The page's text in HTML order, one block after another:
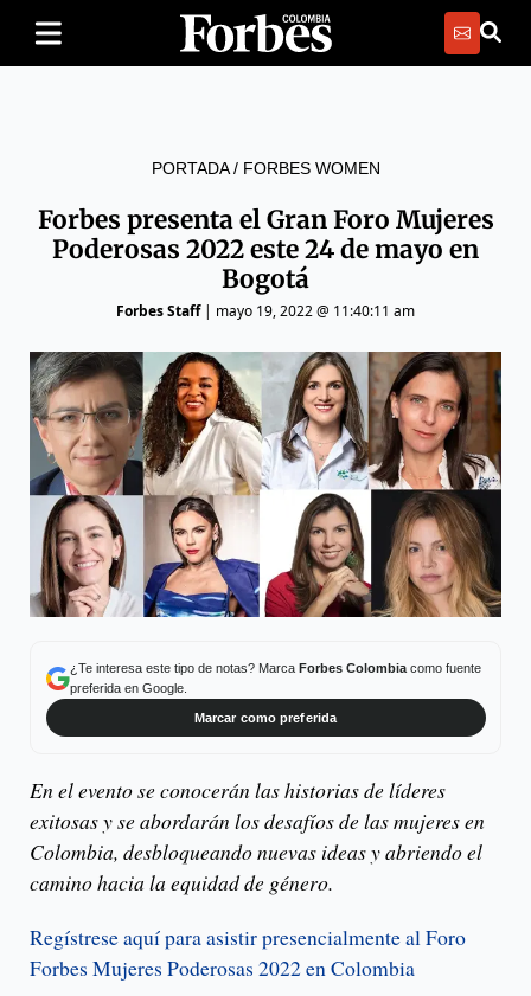
PORTADA/ FORBES WOMEN
Forbes presenta el Gran Foro Mujeres
Poderosas 2022 este 24 de mayo en
Bogotá
Forbes Staff| mayo 19, 2022 @ 11:40:11 am
¿Te interesa este tipo de notas? Marca Forbes Colombiacomo fuente
preferida en Google.
Marcar como preferida
En el evento se conocerán las historias de líderes
exitosas y se abordarán los desafíos de las mujeres en
Colombia, desbloqueando nuevas ideas y abriendo el
camino hacia la equidad de género.
Regístrese aquí para asistir presencialmente al Foro
Forbes Mujeres Poderosas 2022 en Colombia